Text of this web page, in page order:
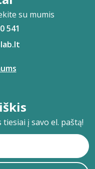
su mumis
541
į savo el. paštą!